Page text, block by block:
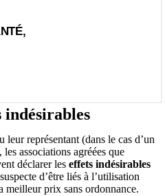
représentant (dans le cas d’un
associations agréées que
déclarer les effets indésirables
d’être liés à l’utilisation
meilleur prix sans ordonnance.